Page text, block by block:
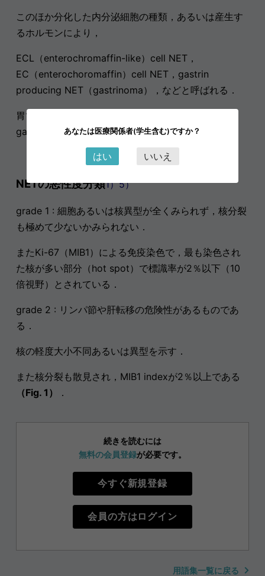
このほか分化した内分泌細胞の種類，あるいは産生す
るホルモンにより，
ECL（enterochromaffin-like）cell NET，
EC（enterochoromaffin）cell NET，gastrin
producing NET（gastrinoma），などと呼ばれる．
胃ではECL cell NETが最も多くみられる．また
gastrinomaは十二指腸に多くみられる．
NETの悪性度分類1）5）
grade 1 : 細胞あるいは核異型が全くみられず，核分裂
も極めて少ないかみられない．
またKi-67（MIB1）による免疫染色で，最も染色され
た核が多い部分（hot spot）で標識率が2％以下（10
倍視野）とされている．
grade 2 : リンパ節や肝転移の危険性があるものであ
る．
核の軽度大小不同あるいは異型を示す．
また核分裂も散見され，MIB1 indexが2％以上である
（Fig. 1）
．
続きを読むには
無料の会員登録が必要です。
今すぐ新規登録
会員の方はログイン
用語集一覧に戻る
あなたは医療関係者(学生含む)ですか？
はい いいえ